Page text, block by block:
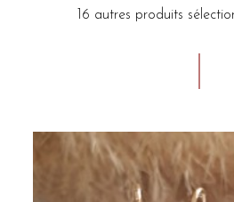
16 autres produits